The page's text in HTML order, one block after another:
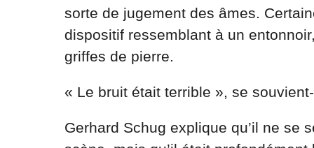
sorte de jugement des âmes.
dispositif ressemblant à un
griffes de pierre.
« Le bruit était terrible », se
Gerhard Schug explique qu’il ne se